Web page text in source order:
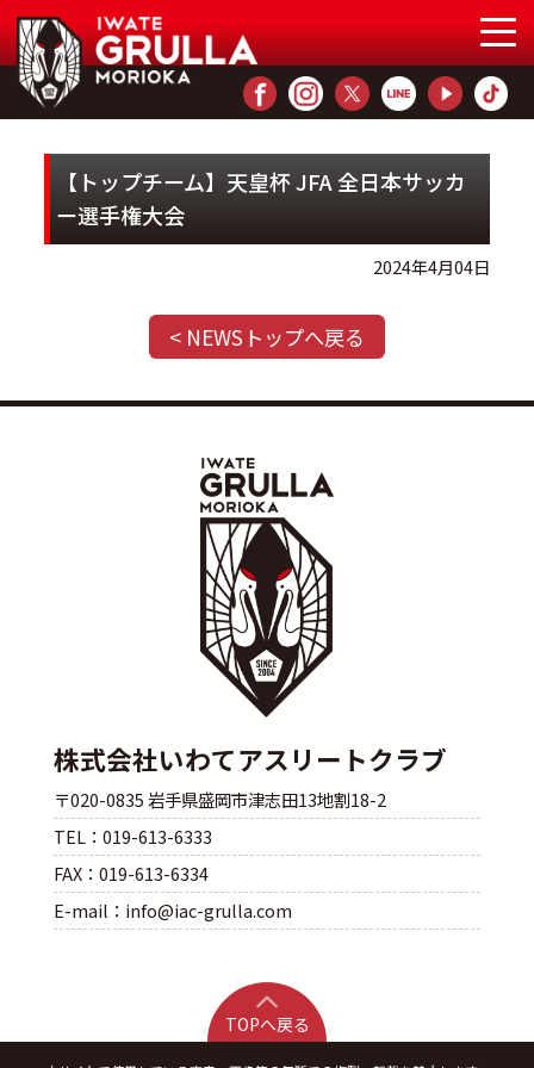
【トップチーム】天皇杯 JFA 全日本サッカ
ー選手権大会
2024年4月04日
< NEWSトップへ戻る
株式会社いわてアスリートクラブ
〒020-0835 岩手県盛岡市津志田13地割18-2
TEL：019-613-6333
FAX：019-613-6334
E-mail：info@iac-grulla.com
TOPへ戻る